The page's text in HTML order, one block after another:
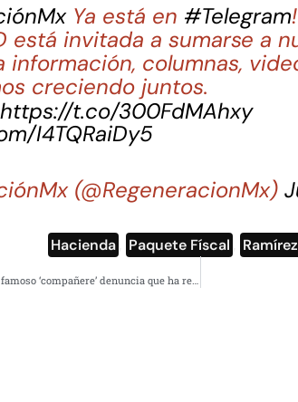
Ya está en #Telegram
está invitada a sumarse a
información, columnas,
creciendo juntos.
https://t.co/300FdMAhxy
I4TQRaiDy5
(@RegeneracionMx)
Hacienda Paquete Físcal
Andra Escamilla, el famoso ‘compañere’ denuncia que ha recibido amenazas en redes sociales